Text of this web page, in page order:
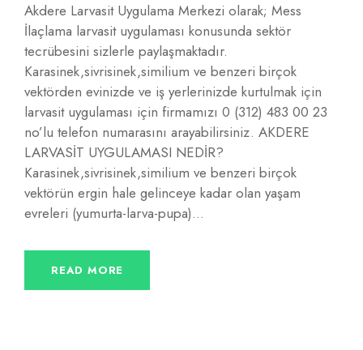
Akdere Larvasit Uygulama Merkezi olarak; Mess
İlaçlama larvasit uygulaması konusunda sektör
tecrübesini sizlerle paylaşmaktadır.
Karasinek,sivrisinek,similium ve benzeri birçok
vektörden evinizde ve iş yerlerinizde kurtulmak için
larvasit uygulaması için firmamızı 0 (312) 483 00 23
no’lu telefon numarasını arayabilirsiniz. AKDERE
LARVASİT UYGULAMASI NEDİR?
Karasinek,sivrisinek,similium ve benzeri birçok
vektörün ergin hale gelinceye kadar olan yaşam
evreleri (yumurta-larva-pupa)...
READ MORE